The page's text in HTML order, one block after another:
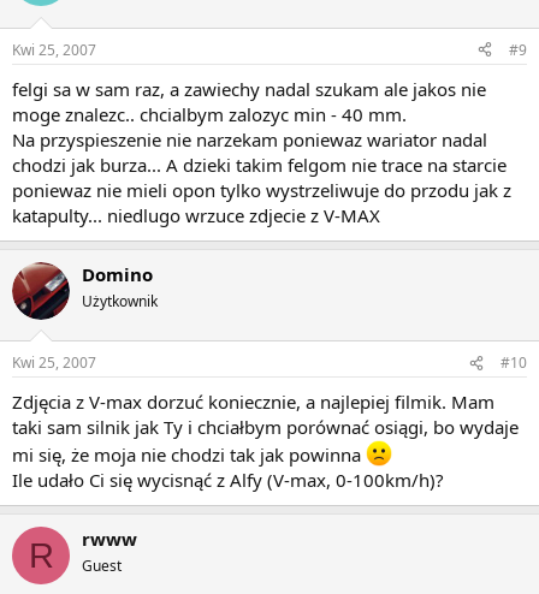
Kwi 25, 2007 #9
felgi sa w sam raz, a zawiechy nadal szukam ale jakos nie
moge znalezc.. chcialbym zalozyc min - 40 mm.
Na przyspieszenie nie narzekam poniewaz wariator nadal
chodzi jak burza... A dzieki takim felgom nie trace na starcie
poniewaz nie mieli opon tylko wystrzeliwuje do przodu jak z
katapulty... niedlugo wrzuce zdjecie z V-MAX
Domino
Użytkownik
Kwi 25, 2007 #10
Zdjęcia z V-max dorzuć koniecznie, a najlepiej filmik. Mam
taki sam silnik jak Ty i chciałbym porównać osiągi, bo wydaje
mi się, że moja nie chodzi tak jak powinna
Ile udało Ci się wycisnąć z Alfy (V-max, 0-100km/h)?
R rwww
Guest